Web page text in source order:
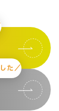
た／